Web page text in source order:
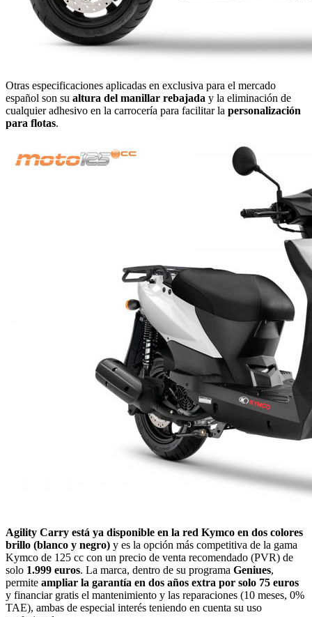
Otras especificaciones aplicadas en exclusiva para el mercado
español son su altura del manillar rebajada y la eliminación de
cualquier adhesivo en la carrocería para facilitar la personalización
para flotas.
Agility Carry está ya disponible en la red Kymco en dos colores
brillo (blanco y negro) y es la opción más competitiva de la gama
Kymco de 125 cc con un precio de venta recomendado (PVR) de
solo 1.999 euros. La marca, dentro de su programa Geniues,
permite ampliar la garantía en dos años extra por solo 75 euros
y financiar gratis el mantenimiento y las reparaciones (10 meses, 0%
TAE), ambas de especial interés teniendo en cuenta su uso